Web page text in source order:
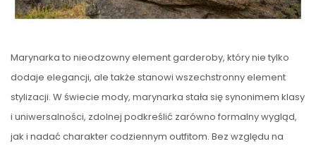
Marynarka to nieodzowny element garderoby, który nie tylko
dodaje elegancji, ale także stanowi wszechstronny element
stylizacji. W świecie mody, marynarka stała się synonimem klasy
i uniwersalności, zdolnej podkreślić zarówno formalny wygląd,
jak i nadać charakter codziennym outfitom. Bez względu na